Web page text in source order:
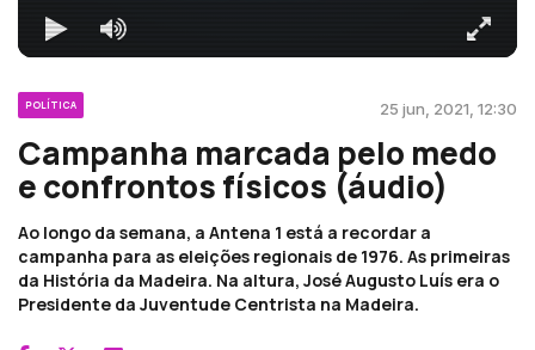
POLÍTICA 25 jun, 2021, 12:30
Campanha marcada pelo medo
e confrontos físicos (áudio)
Ao longo da semana, a Antena 1 está a recordar a
campanha para as eleições regionais de 1976. As primeiras
da História da Madeira. Na altura, José Augusto Luís era o
Presidente da Juventude Centrista na Madeira.